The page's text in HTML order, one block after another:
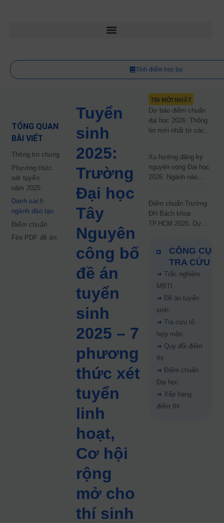
Tính điểm học bạ
TỔNG QUAN
BÀI VIẾT
Thông tin chung
Phương thức
xét tuyển
năm 2025
Danh sách
ngành đào tạo
Điểm chuẩn
File PDF đề án
Tuyển
sinh
2025:
Trường
Đại học
Tây
Nguyên
công bố
đề án
tuyển
sinh
2025 – 7
phương
thức xét
tuyển
linh
hoạt,
Cơ hội
rộng
mở cho
thí sinh
TIN MỚI NHẤT
Dự báo điểm chuẩn
đại học 2026: Thông
tin mới nhất từ các
Xu hướng đăng ký
nguyện vọng Đại học
2026: Ngành nào
Điểm chuẩn Trường
ĐH Bách khoa
TP.HCM 2026: Dự
67%
CÔNG CỤ
TRA CỨU
➜ Trắc nghiệm
MBTI
➜ Đề án tuyển
sinh
➜ Tra cứu tổ
hợp môn
➜ Quy đổi điểm
thi
➜ Điểm chuẩn
Đại học
➜ Xếp hạng
điểm thi